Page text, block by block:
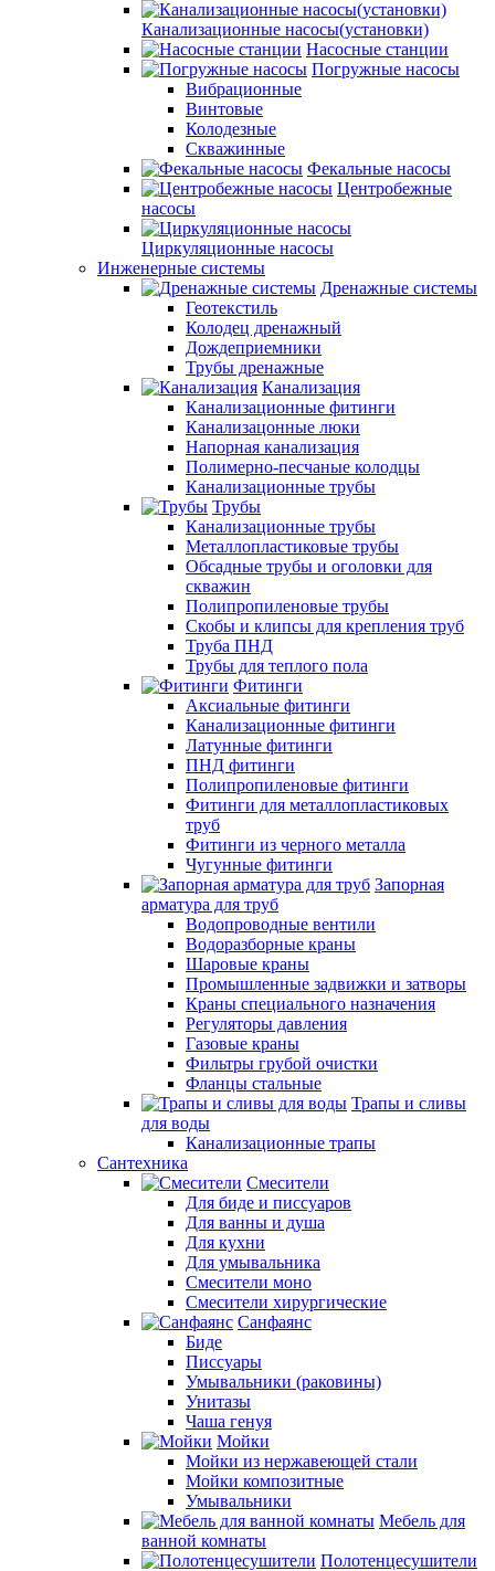
Канализационные насосы(установки)
Насосные станции
Погружные насосы
Вибрационные
Винтовые
Колодезные
Скважинные
Фекальные насосы
Центробежные
насосы
Циркуляционные насосы
Инженерные системы
Дренажные системы
Геотекстиль
Колодец дренажный
Дождеприемники
Трубы дренажные
Канализация
Канализационные фитинги
Канализацонные люки
Напорная канализация
Полимерно-песчаные колодцы
Канализационные трубы
Трубы
Канализационные трубы
Металлопластиковые трубы
Обсадные трубы и оголовки для
скважин
Полипропиленовые трубы
Скобы и клипсы для крепления труб
Труба ПНД
Трубы для теплого пола
Фитинги
Аксиальные фитинги
Канализационные фитинги
Латунные фитинги
ПНД фитинги
Полипропиленовые фитинги
Фитинги для металлопластиковых
труб
Фитинги из черного металла
Чугунные фитинги
Запорная
арматура для труб
Водопроводные вентили
Водоразборные краны
Шаровые краны
Промышленные задвижки и затворы
Краны специального назначения
Регуляторы давления
Газовые краны
Фильтры грубой очистки
Фланцы стальные
Трапы и сливы
для воды
Канализационные трапы
Сантехника
Смесители
Для биде и писсуаров
Для ванны и душа
Для кухни
Для умывальника
Смесители моно
Смесители хирургические
Санфаянс
Биде
Писсуары
Умывальники (раковины)
Унитазы
Чаша генуя
Мойки
Мойки из нержавеющей стали
Мойки композитные
Умывальники
Мебель для
ванной комнаты
Полотенцесушители